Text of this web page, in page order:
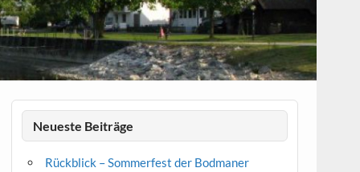
Neueste Beiträge
Rückblick – Sommerfest der Bodmaner